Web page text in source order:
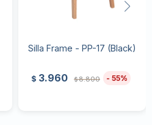
Silla Frame - PP-17 (Black)
$ 3.960 $8.800 55